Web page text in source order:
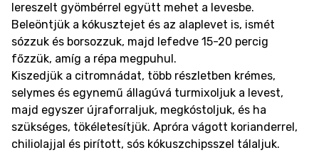
lereszelt gyömbérrel együtt mehet a levesbe.
Beleöntjük a kókusztejet és az alaplevet is, ismét
sózzuk és borsozzuk, majd lefedve 15-20 percig
főzzük, amíg a répa megpuhul.
Kiszedjük a citromnádat, több részletben krémes,
selymes és egynemű állagúvá turmixoljuk a levest,
majd egyszer újraforraljuk, megkóstoljuk, és ha
szükséges, tökéletesítjük. Apróra vágott korianderrel,
chiliolajjal és pirított, sós kókuszchipsszel tálaljuk.